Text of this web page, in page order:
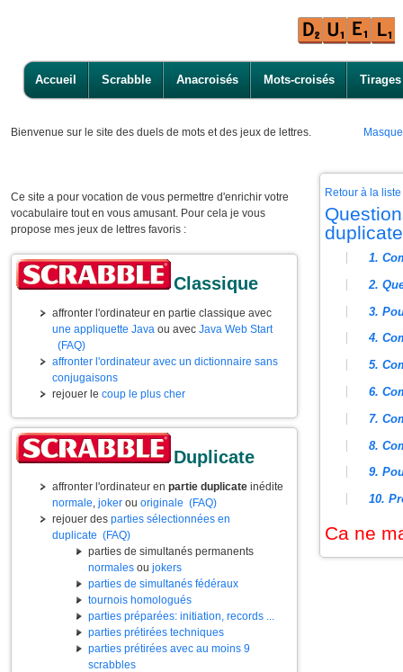
Accueil Scrabble Anacroisés Mots-croisés Tirages
Bienvenue sur le site des duels de mots et des jeux de lettres.
Ce site a pour vocation de vous permettre d'enrichir votre
vocabulaire tout en vous amusant. Pour cela je vous
propose mes jeux de lettres favoris :
Classique
affronter l'ordinateur en partie classique avec
une appliquette Java ou avec Java Web Start
(FAQ)
affronter l'ordinateur avec un dictionnaire sans
conjugaisons
rejouer le coup le plus cher
Duplicate
affronter l'ordinateur en partie duplicate inédite
normale, joker ou originale (FAQ)
rejouer des parties sélectionnées en
duplicate (FAQ)
parties de simultanés permanents
normales ou jokers
parties de simultanés fédéraux
tournois homologués
parties préparées: initiation, records ...
parties prétirées techniques
parties prétirées avec au moins 9
scrabbles
Retour à la
duplicate
1.
2.
3.
4.
5.
6.
7.
8.
9.
10.
Ca ne